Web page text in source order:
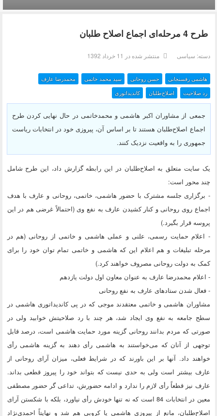
طرح 4 مرحله‌ای اجماع اصلاح طلبان
دسته: سیاسی منتشر شده در 11 خرداد 1392
هاشمی رفسنجانی حسن روحانی سید محمد خاتمی
محمدرضا عارف
کاندیداتوری
اصلاح‌طلبان رد صلاحیت
جمعی از مشاوران اکبر هاشمی و محمدخاتمی در حال نهایی کردن طرح
اجماع اصلاح‌طلبان هستند تا بر اساس آن، پیروزی خود در انتخابات ریاست
جمهوری را به واقعیت نزدیک کنند.
یک سایت متعلق به اصلاح‌طلبان در این رابطه گزارش داد، این طرح شامل
چند محور است:
- برگزاری جلسه مشترک با حضور هاشمی، خاتمی، روحانی و عارف با هدف
اجماع روی روحانی و کنار کشیدن عارف به نفع وی (احتمالاً غرضی هم در این
پروسه قرار بگیرد.)
- اعلام حمایت رسمی، علنی و عملی هاشمی و خاتمی از روحانی (هم در
مرحله تبلیغات و هم اعلام این که هاشمی و خاتمی تمام توان خود را برای
کمک به دولت روحانی مصروف خواهند کرد.)
- اعلام محمدرضا عارف به عنوان معاون اول دولت یازدهم
- فعال شدن ستادهای عارف به نفع روحانی
مشاوران هاشمی و خاتمی معتقدند موجی که در پی کاندیداتوری هاشمی در
سطح جامعه به نفع وی ایجاد شد، هر چند با رد صلاحیتش خوابید ولی در
صورتی که مردم بدانند روحانی گزینه مورد حمایت هاشمی است، درصد قابل
توجهی از آنان که می‌خواستند به هاشمی رأی دهند به گزینه هاشمی رأی
خواهند داد. آنها بر این باورند که در شرایط فعلی، میزان آرای روحانی از
عارف بیشتر است ولی به حدی نیست که بتواند خود را پیروز قطعی بداند.
عارف نیز قطعاً رأی لازم را ندارد و ادامه حضورش، تداعی گر حضور مصطفی
معین در انتخابات 84 است که نه تنها خودش رأی نیاورد، بلکه با شکستن آرای
اصلاح‌طلبان، مانع از پیروزی هاشمی یا کروبی هم شد و نهایتاً احمدی‌نژاد